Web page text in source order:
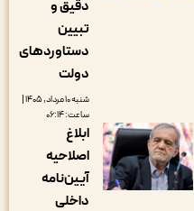
دستاوردهای
شنبه ۱۰ مرداد, ۱۴۰۵ |
ابلاغ
اصلاحیه
آیین‌نامه